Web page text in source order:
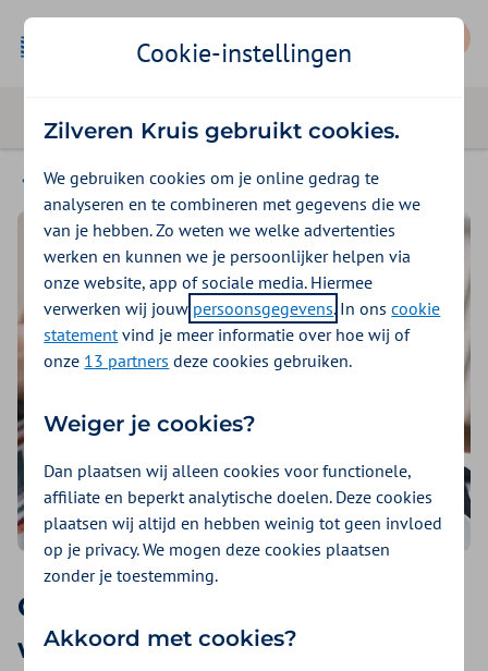
Seizoensklachten
Glutenvrij eten: wat mag je
wel en niet eten bij coeliakie
Cookie-instellingen
Zilveren Kruis gebruikt cookies.
We gebruiken cookies om je online gedrag te
analyseren en te combineren met gegevens die we
van je hebben. Zo weten we welke advertenties
werken en kunnen we je persoonlijker helpen via
onze website, app of sociale media. Hiermee
verwerken wij jouw persoonsgegevens. In onscookie
statementvind je meer informatie over hoe wij of
onze 13 partners deze cookies gebruiken.
Weiger je cookies?
Dan plaatsen wij alleen cookies voor functionele,
affiliate en beperkt analytische doelen. Deze cookies
plaatsen wij altijd en hebben weinig tot geen invloed
op je privacy. We mogen deze cookies plaatsen
zonder je toestemming.
Akkoord met cookies?